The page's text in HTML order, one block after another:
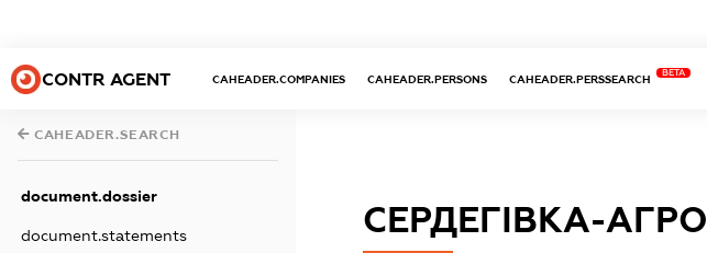
CONTR AGENT CAHEADER.COMPANIES CAHEADER.PERSONS CAHEADER.PERSSEARCH
BETA
CAHEADER.SEARCH
document.dossier
document.statements СЕРДЕГІВКА-АГРО